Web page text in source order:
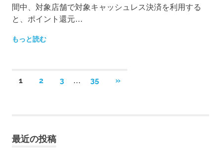
間中、対象店舗で対象キャッシュレス決済を利用する
と、ポイント還元…
もっと読む
投
ビ
1 2 3 … 35
次
»
最近の投稿